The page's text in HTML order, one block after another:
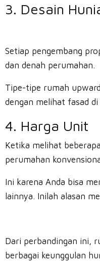
3. Desain
Setiap pengembang
dan denah perumahan.
Tipe-tipe rumah
dengan melihat fasad
4. Harga Unit
Ketika melihat
perumahan
Ini karena Anda bisa
lainnya. Inilah alasan
Dari perbandingan ini,
berbagai keunggulan